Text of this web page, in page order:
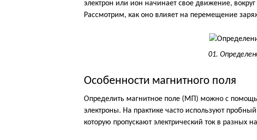
электрон или ион начинает свое движение,
Рассмотрим, как оно влияет на перемещение
01.
Особенности магнитного поля
Определить магнитное поле (МП) можно с
электроны. На практике часто используют
которую пропускают электрический ток в разных